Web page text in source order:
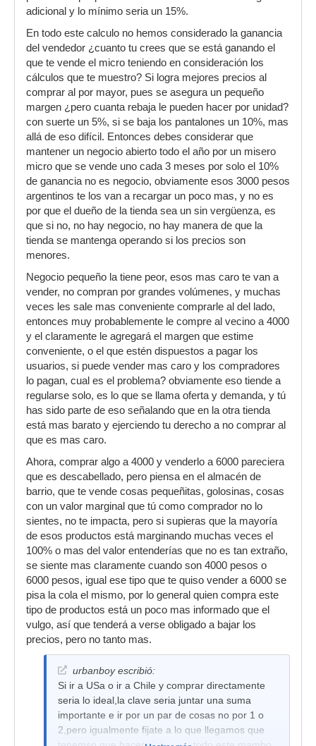
adicional y lo mínimo seria un 15%.
En todo este calculo no hemos considerado la ganancia
del vendedor ¿cuanto tu crees que se está ganando el
que te vende el micro teniendo en consideración los
cálculos que te muestro? Si logra mejores precios al
comprar al por mayor, pues se asegura un pequeño
margen ¿pero cuanta rebaja le pueden hacer por unidad?
con suerte un 5%, si se baja los pantalones un 10%, mas
allá de eso difícil. Entonces debes considerar que
mantener un negocio abierto todo el año por un misero
micro que se vende uno cada 3 meses por solo el 10%
de ganancia no es negocio, obviamente esos 3000 pesos
argentinos te los van a recargar un poco mas, y no es
por que el dueño de la tienda sea un sin vergüenza, es
que si no, no hay negocio, no hay manera de que la
tienda se mantenga operando si los precios son
menores.
Negocio pequeño la tiene peor, esos mas caro te van a
vender, no compran por grandes volúmenes, y muchas
veces les sale mas conveniente comprarle al del lado,
entonces muy probablemente le compre al vecino a 4000
y el claramente le agregará el margen que estime
conveniente, o el que estén dispuestos a pagar los
usuarios, si puede vender mas caro y los compradores
lo pagan, cual es el problema? obviamente eso tiende a
regularse solo, es lo que se llama oferta y demanda, y tú
has sido parte de eso señalando que en la otra tienda
está mas barato y ejerciendo tu derecho a no comprar al
que es mas caro.
Ahora, comprar algo a 4000 y venderlo a 6000 pareciera
que es descabellado, pero piensa en el almacén de
barrio, que te vende cosas pequeñitas, golosinas, cosas
con un valor marginal que tú como comprador no lo
sientes, no te impacta, pero si supieras que la mayoría
de esos productos está marginando muchas veces el
100% o mas del valor entenderías que no es tan extraño,
se siente mas claramente cuando son 4000 pesos o
6000 pesos, igual ese tipo que te quiso vender a 6000 se
pisa la cola el mismo, por lo general quien compra este
tipo de productos está un poco mas informado que el
vulgo, así que tenderá a verse obligado a bajar los
precios, pero no tanto mas.
urbanboy escribió:
Si ir a USa o ir a Chile y comprar directamente
seria lo ideal,la clave seria juntar una suma
importante e ir por un par de cosas no por 1 o
2,pero igualmente fijate a lo que llegamos que